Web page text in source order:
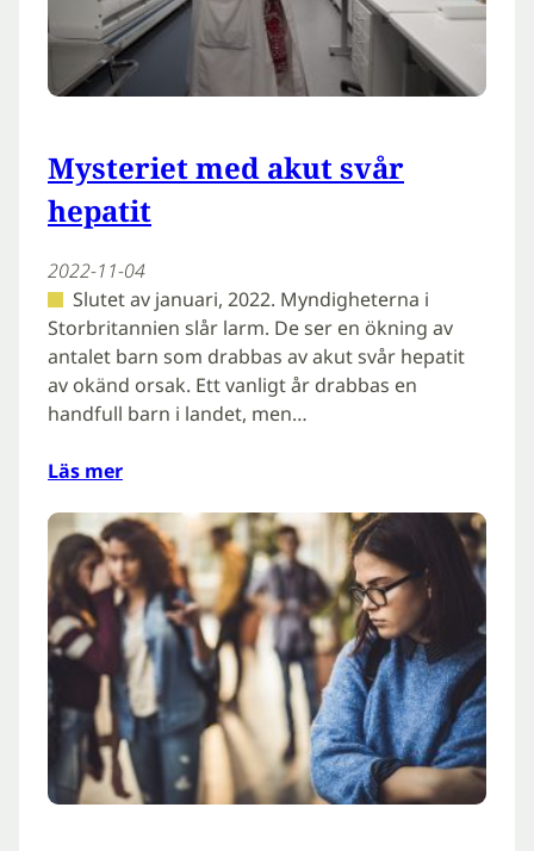
Mysteriet med akut svår
hepatit
2022-11-04
Slutet av januari, 2022. Myndigheterna i
Storbritannien slår larm. De ser en ökning av
antalet barn som drabbas av akut svår hepatit
av okänd orsak. Ett vanligt år drabbas en
handfull barn i landet, men…
Läs mer